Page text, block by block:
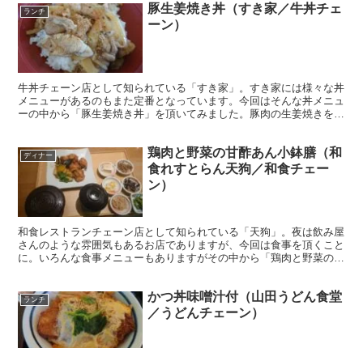
ランチ
豚生姜焼き丼（すき家／牛丼チェ
ーン）
牛丼チェーン店として知られている「すき家」。すき家には様々な丼
メニューがあるのもまた定番となっています。今回はそんな丼メニュ
ーの中から「豚生姜焼き丼」を頂いてみました。豚肉の生姜焼きを丼
ディナー
鶏肉と野菜の甘酢あん小鉢膳（和
食れすとらん天狗／和食チェー
ン）
和食レストランチェーン店として知られている「天狗」。夜は飲み屋
さんのような雰囲気もあるお店でありますが、今回は食事を頂くこと
に。いろんな食事メニューもありますがその中から「鶏肉と野菜の甘
ランチ
かつ丼味噌汁付（山田うどん食堂
／うどんチェーン）